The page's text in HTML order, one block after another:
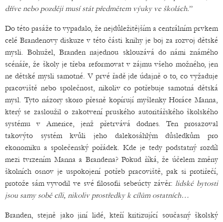
dříve nebo později musí stát předmětem výuky ve školách.”
Do této pasáže to vypadalo, že nejdůležitějším a centrálním prvkem
celé Brandenovy diskuze v této části knihy je boj za rozvoj dětské
mysli. Bohužel, Branden najednou sklouzává do námi známého
scénáře, že školy je třeba reformovat v zájmu všeho možného, jen
ne dětské mysli samotné. V prvé řadě jde údajně o to, co vyžaduje
pracoviště nebo společnost, nikoliv co potřebuje samotná dětská
mysl. Tyto názory skoro přesně kopírují myšlenky Horáce Manna,
který se zasloužil o zakotvení pruského autoritářského školského
systému v Americe, jenž přetrvává dodnes. Ten prosazoval
takovýto systém kvůli jeho dalekosáhlým důsledkům pro
ekonomiku a společenský pořádek. Kde je tedy podstatný rozdíl
mezi tvrzením Manna a Brandena? Pokud říká, že účelem změny
školních osnov je uspokojení potřeb pracoviště, pak si protiřečí,
protože sám vyvodil ve své filosofii sebeúcty závěr:lidské bytosti
jsou samy sobě cíli, nikoliv prostředky k cílům ostatních…
Branden, stejně jako jiní lidé, kteří kritizující současný školský